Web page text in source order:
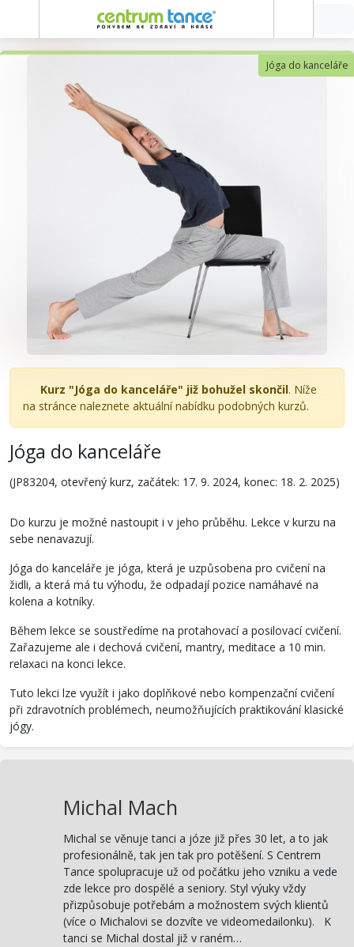
Jóga do kanceláře
Kurz "Jóga do kanceláře" již bohužel skončil. Níže
na stránce naleznete aktuální nabídku podobných kurzů.
Jóga do kanceláře
(JP83204, otevřený kurz, začátek: 17. 9. 2024, konec: 18. 2. 2025)
Do kurzu je možné nastoupit i v jeho průběhu. Lekce v kurzu na
sebe nenavazují.
Jóga do kanceláře je jóga, která je uzpůsobena pro cvičení na
židli, a která má tu výhodu, že odpadají pozice namáhavé na
kolena a kotníky.
Během lekce se soustředíme na protahovací a posilovací cvičení.
Zařazujeme ale i dechová cvičení, mantry, meditace a 10 min.
relaxaci na konci lekce.
Tuto lekci lze využít i jako doplňkové nebo kompenzační cvičení
při zdravotních problémech, neumožňujících praktikování klasické
jógy.
Michal Mach
Michal se věnuje tanci a józe již přes 30 let, a to jak
profesionálně, tak jen tak pro potěšení. S Centrem
Tance spolupracuje už od počátku jeho vzniku a vede
zde lekce pro dospělé a seniory. Styl výuky vždy
přizpůsobuje potřebám a možnostem svých klientů
(více o Michalovi se dozvíte ve videomedailonku). K
tanci se Michal dostal již v raném…